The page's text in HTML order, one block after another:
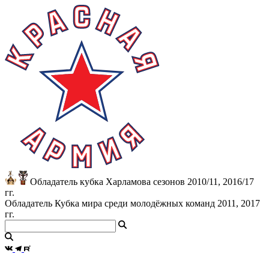
Обладатель кубка Харламова сезонов 2010/11, 2016/17
гг.
Обладатель Кубка мира среди молодёжных команд 2011, 2017
гг.